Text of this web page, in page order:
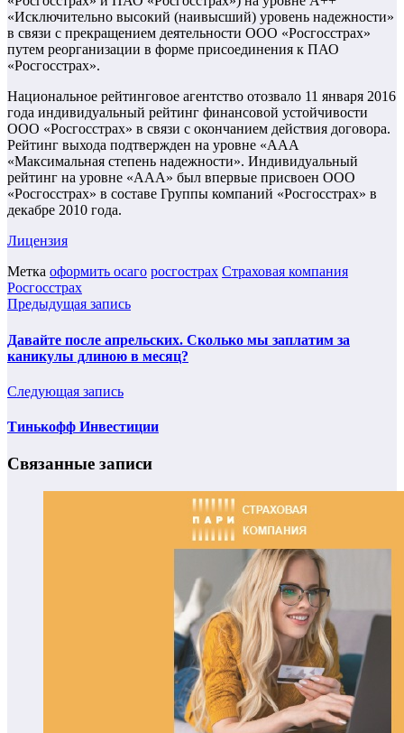
«Исключительно высокий (наивысший) уровень надежности»
в связи с прекращением деятельности ООО «Росгосстрах»
путем реорганизации в форме присоединения к ПАО
«Росгосстрах».
Национальное рейтинговое агентство отозвало 11 января 2016
года индивидуальный рейтинг финансовой устойчивости
ООО «Росгосстрах» в связи с окончанием действия договора.
Рейтинг выхода подтвержден на уровне «ААА
«Максимальная степень надежности». Индивидуальный
рейтинг на уровне «ААА» был впервые присвоен ООО
«Росгосстрах» в составе Группы компаний «Росгосстрах» в
декабре 2010 года.
Лицензия
Метка оформить осаго росгострах Страховая компания
Росгосстрах
Предыдущая запись
Давайте после апрельских. Сколько мы заплатим за
каникулы длиною в месяц?
Следующая запись
Тинькофф Инвестиции
Связанные записи